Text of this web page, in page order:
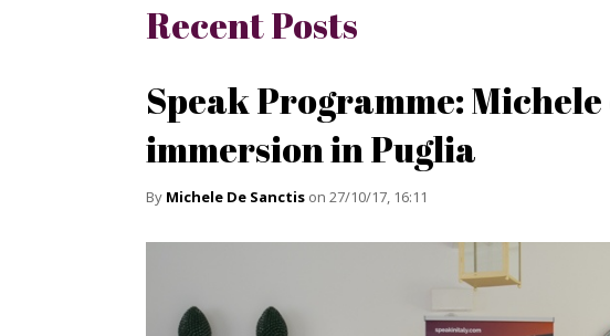
Recent Posts
Speak Programme:
immersion in Puglia
By Michele De Sanctis on 27/10/17, 16:11